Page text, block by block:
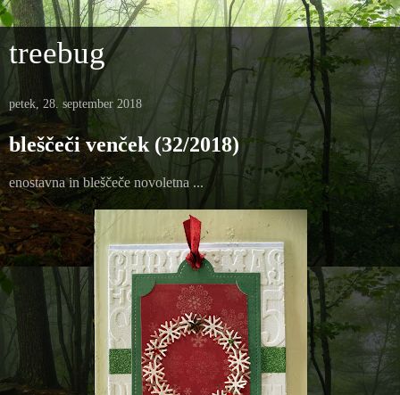
treebug
petek, 28. september 2018
bleščeči venček (32/2018)
enostavna in bleščeče novoletna ...